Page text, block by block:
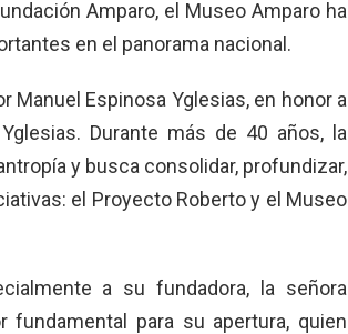
Amparo, el Museo Amparo ha
en el panorama nacional.
Manuel Espinosa Yglesias, en honor a
Durante más de 40 años, la
y busca consolidar, profundizar,
el Proyecto Roberto y el Museo
a su fundadora, la señora
fundamental para su apertura, quien